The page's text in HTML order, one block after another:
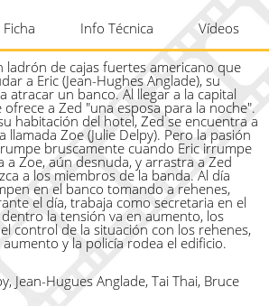
Ficha Info Técnica Vídeos
ladrón de cajas fuertes americano que
a Eric (Jean-Hughes Anglade), su
atracar un banco. Al llegar a la capital
a Zed "una esposa para la noche".
habitación del hotel, Zed se encuentra a
llamada Zoe (Julie Delpy). Pero la pasión
bruscamente cuando Eric irrumpe
a Zoe, aún desnuda, y arrastra a Zed
a los miembros de la banda. Al día
en el banco tomando a rehenes,
el día, trabaja como secretaria en el
la tensión va en aumento, los
control de la situación con los rehenes,
y la policía rodea el edificio.
Jean-Hugues Anglade, Tai Thai, Bruce